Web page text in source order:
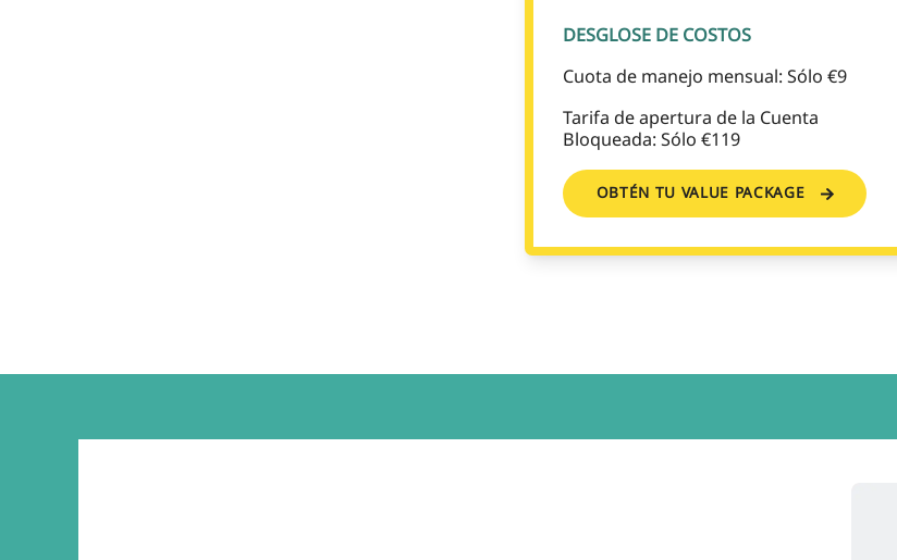
DESGLOSE DE COSTOS
Cuota de manejo mensual: Sólo €9
Tarifa de apertura de la Cuenta
Bloqueada: Sólo €119
OBTÉN TU VALUE PACKAGE